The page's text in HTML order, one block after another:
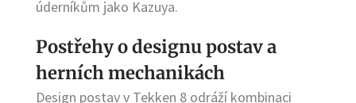
úderníkům jako Kazuya.
Postřehy o designu postav a
herních mechanikách
Design postav v Tekken 8 odráží kombinaci